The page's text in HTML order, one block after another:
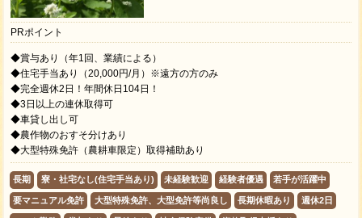
PRポイント
◆賞与あり（年1回、業績による）
◆住宅手当あり（20,000円/月）※遠方の方のみ
◆完全週休2日！年間休日104日！
◆3日以上の連休取得可
◆車貸し出し可
◆農作物のおすそ分けあり
◆大型特殊免許（農耕車限定）取得補助あり
長期 寮・社宅なし(住宅手当あり) 未経験歓迎 経験者優遇 若手が活躍中
要マニュアル免許 大型特殊免許、大型免許等尚良し 長期休暇あり 週休2日